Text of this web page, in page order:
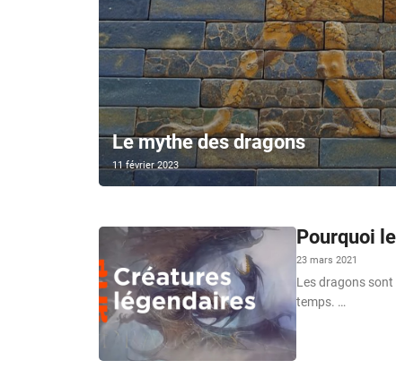
Le mythe des dragons
11 février 2023
Pourquoi
23 mars 2021
Les dragons
temps. …